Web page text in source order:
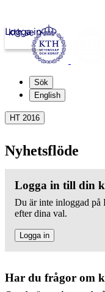
kth.se
Logga in
Sök
English
HT 2016
Nyhetsflöde
Logga in till din
Du är inte inloggad på
efter dina val.
Logga in
Har du frågor om